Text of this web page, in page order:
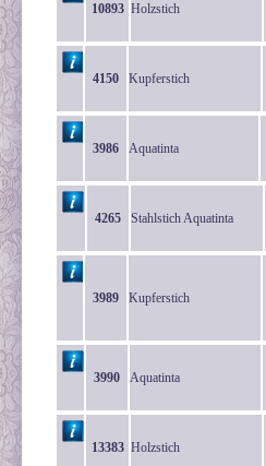
10893 Holzstich
4150 Kupferstich
3986 Aquatinta
4265 Stahlstich Aquatinta
3989 Kupferstich
3990 Aquatinta
13383 Holzstich